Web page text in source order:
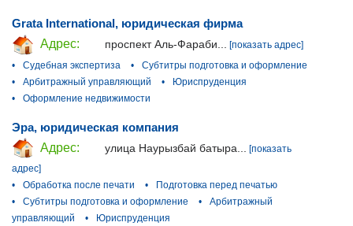
Grata International, юридическая фирма
Адрес:
проспект Аль-Фараби...
[показать адрес]
•
Судебная экспертиза •
Субтитры подготовка и оформление
•
Арбитражный управляющий •
Юриспруденция
•
Оформление недвижимости
Эра, юридическая компания
Адрес:
улица Наурызбай батыра...
[показать
адрес]
•
Обработка после печати •
Подготовка перед печатью
•
Субтитры подготовка и оформление •
Арбитражный
управляющий
• Юриспруденция